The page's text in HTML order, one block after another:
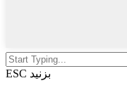
ESC بزنید